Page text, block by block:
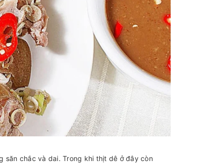
săn chắc và dai. Trong khi thịt dê ở đây còn